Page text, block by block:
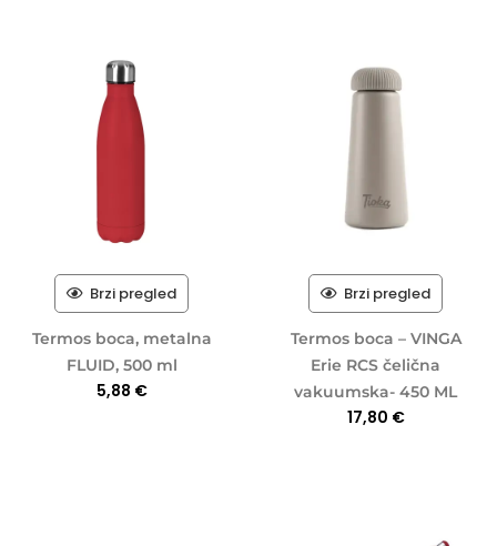
Brzi pregled
Termos boca, metalna
FLUID, 500 ml
5,88 €
Brzi pregled
Termos boca – VINGA
Erie RCS čelična
vakuumska- 450 ML
17,80 €